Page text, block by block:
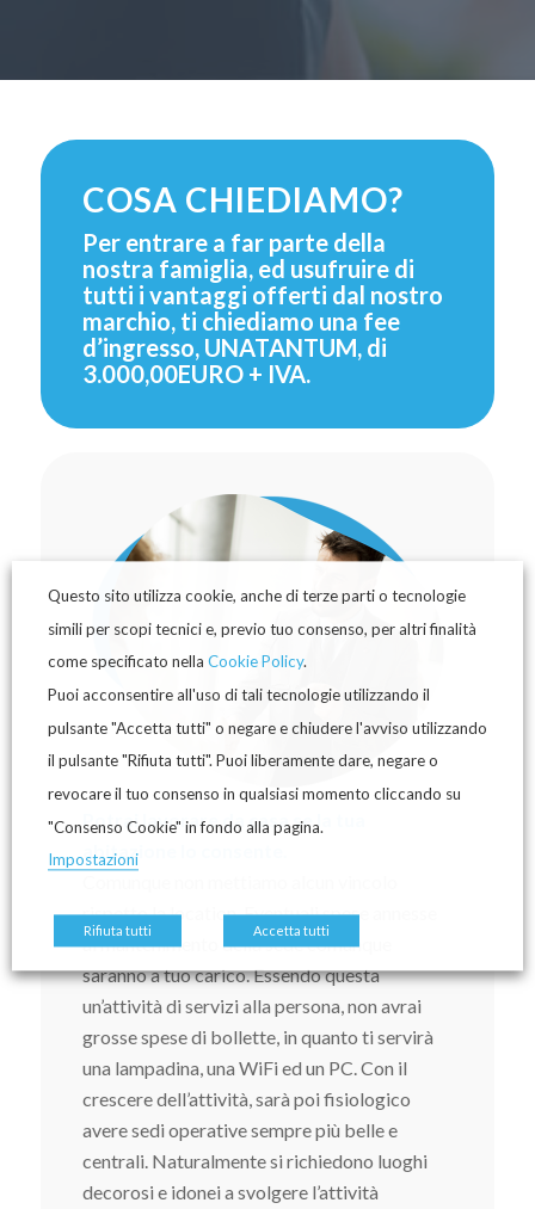
COSA CHIEDIAMO?
Per entrare a far parte della
nostra famiglia, ed usufruire di
tutti i vantaggi offerti dal nostro
marchio, ti chiediamo una fee
d’ingresso, UNATANTUM, di
3.000,00EURO + IVA.
Potrai lavorare da casa se la tua
abitazione lo consente.
rispetto la location. Eventuali spese annesse
al mantenimento della sede comunque
saranno a tuo carico. Essendo questa
un’attività di servizi alla persona, non avrai
grosse spese di bollette, in quanto ti servirà
una lampadina, una WiFi ed un PC. Con il
crescere dell’attività, sarà poi fisiologico
avere sedi operative sempre più belle e
centrali. Naturalmente si richiedono luoghi
decorosi e idonei a svolgere l’attività
Questo sito utilizza cookie, anche di terze parti o tecnologie
simili per scopi tecnici e, previo tuo consenso, per altri finalità
come specificato nella Cookie Policy.
Puoi acconsentire all'uso di tali tecnologie utilizzando il
pulsante "Accetta tutti" o negare e chiudere l'avviso utilizzando
il pulsante "Rifiuta tutti". Puoi liberamente dare, negare o
revocare il tuo consenso in qualsiasi momento cliccando su
"Consenso Cookie" in fondo alla pagina.
Impostazioni
Rifiuta tutti Accetta tutti